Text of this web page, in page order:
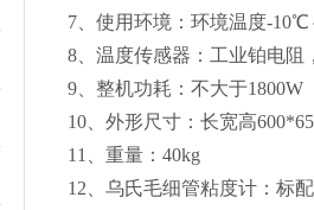
7、使用环境：环境温度-
8、温度传感器：工业铂电阻
9、整机功耗：不大于1800W
10、外形尺寸：长宽高
11、重量：40kg
12、乌氏毛细管粘度计：标